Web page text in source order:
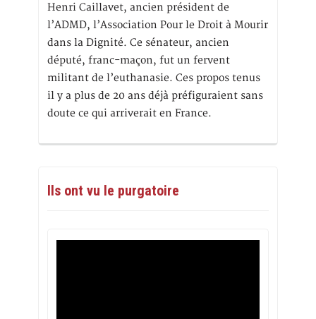
Henri Caillavet, ancien président de
l’ADMD, l’Association Pour le Droit à Mourir
dans la Dignité. Ce sénateur, ancien
député, franc-maçon, fut un fervent
militant de l’euthanasie. Ces propos tenus
il y a plus de 20 ans déjà préfiguraient sans
doute ce qui arriverait en France.
Ils ont vu le purgatoire